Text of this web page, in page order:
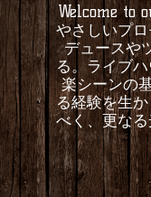
Welcome to
やさしいプ
デュースや
る。ライブ
楽シーンの
る経験を生
べく、更な